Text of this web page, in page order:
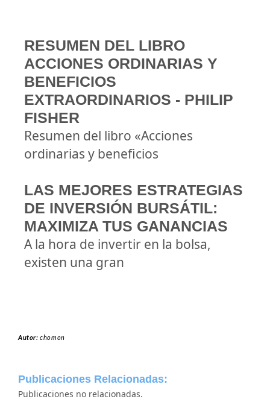
RESUMEN DEL LIBRO
ACCIONES ORDINARIAS Y
BENEFICIOS
EXTRAORDINARIOS - PHILIP
FISHER
Resumen del libro «Acciones
ordinarias y beneficios
LAS MEJORES ESTRATEGIAS
DE INVERSIÓN BURSÁTIL:
MAXIMIZA TUS GANANCIAS
A la hora de invertir en la bolsa,
existen una gran
Autor:chomon
Publicaciones Relacionadas:
Publicaciones no relacionadas.